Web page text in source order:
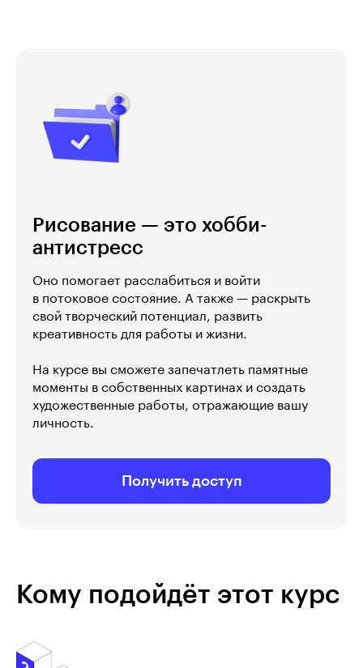
Рисование — это хобби-
антистресс
Оно помогает расслабиться и войти
в потоковое состояние. А также — раскрыть
свой творческий потенциал, развить
креативность для работы и жизни.
На курсе вы сможете запечатлеть памятные
моменты в собственных картинах и создать
художественные работы, отражающие вашу
личность.
Получить доступ
Кому подойдёт этот курс